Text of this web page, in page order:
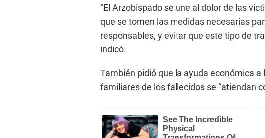
“El Arzobispado se une al dolor de las
que se tomen las medidas necesarias
responsables, y evitar que este tipo de
indicó.
También pidió que la ayuda económica
familiares de los fallecidos se “atiendan